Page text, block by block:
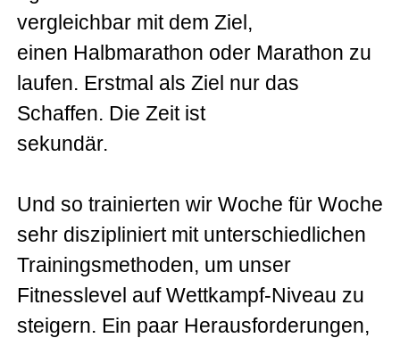
vergleichbar mit dem Ziel,
einen Halbmarathon oder Marathon zu
laufen. Erstmal als Ziel nur das
Schaffen. Die Zeit ist
sekundär.
Und so trainierten wir Woche für Woche
sehr diszipliniert mit unterschiedlichen
Trainingsmethoden, um unser
Fitnesslevel auf Wettkampf-Niveau zu
steigern. Ein paar Herausforderungen,